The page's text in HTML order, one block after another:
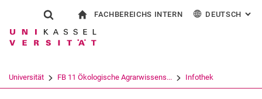
Springe direkt zu: Inhalt
Springe direkt zu: Suche
Springe direkt zu:
Suchformular
Suchbegriff
FACHBEREICHS INTERN DEUTSCH :
Universität FB 11 Ökologische Agrarwissens... Infothek